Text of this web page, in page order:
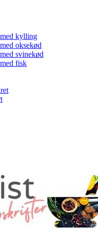
kylling
oksekød
svinekød
fisk